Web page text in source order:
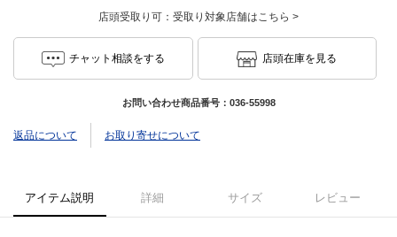
店頭受取り可： 受取り対象店舗はこちら >
チャット相談をする 店頭在庫を見る
お問い合わせ商品番号： 036-55998
返品について お取り寄せについて
アイテム説明 詳細 サイズ レビュー